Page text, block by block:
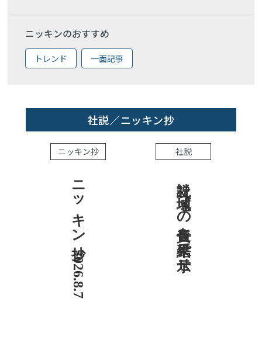
ニッキンのおすすめ
トレンド 一面記事
社説／ニッキン抄
ニッキン抄
ニッキン抄 2026.8.7
社説
社説 地域への責任を結果で示せ